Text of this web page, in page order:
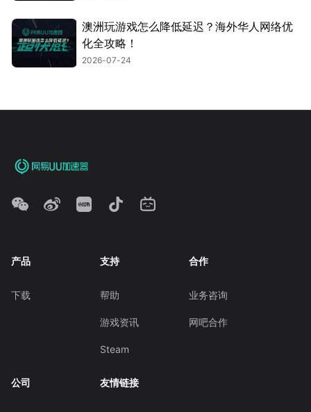
澳洲玩游戏怎么降低延迟？海外华人网络优
化全攻略！
2026-07-24
产品
下载
支持
帮助
游戏资讯
Steam
合作
业务咨询
网吧合作
公司 友情链接